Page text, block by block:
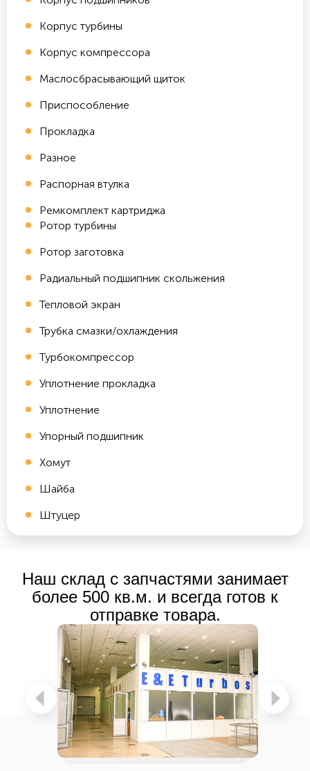
Корпус турбины
Корпус компрессора
Маслосбрасывающий щиток
Приспособление
Прокладка
Разное
Распорная втулка
Ремкомплект картриджа
Ротор турбины
Ротор заготовка
Радиальный подшипник скольжения
Тепловой экран
Трубка смазки/охлаждения
Турбокомпрессор
Уплотнение прокладка
Уплотнение
Упорный подшипник
Хомут
Шайба
Штуцер
Наш склад с запчастями занимает
более 500 кв.м. и всегда готов к
отправке товара.